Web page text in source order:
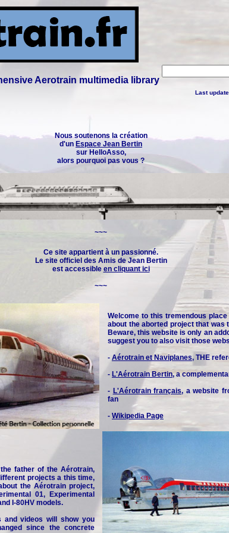
Aerotrain multimedia library
Last
Nous soutenons la création
d'un Espace Jean Bertin
sur HelloAsso,
alors pourquoi pas vous ?
~~~
Ce site appartient à un passionné.
Le site officiel des Amis de Jean Bertin
est accessible en cliquant ici
~~~
Welcome to this tremendous
about the aborted project that was
Beware, this website is only an
suggest you to also visit those
- Aérotrain et Naviplanes, THE
- L'Aérotrain Bertin, a
- L'Aérotrain français, a website
fan
- Wikipedia Page
father of the Aérotrain,
projects a this time,
the Aérotrain project,
01, Experimental
I-80HV models.
and videos will show you
since the concrete